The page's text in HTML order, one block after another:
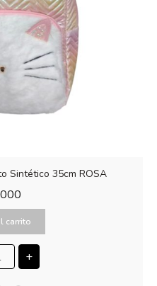
Sintético 35cm ROSA
carrito
+